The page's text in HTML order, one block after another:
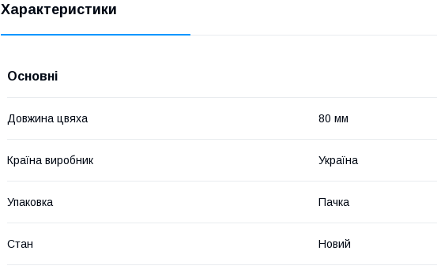
Характеристики
Основні
Довжина цвяха 80 мм
Країна виробник Україна
Упаковка Пачка
Стан Новий